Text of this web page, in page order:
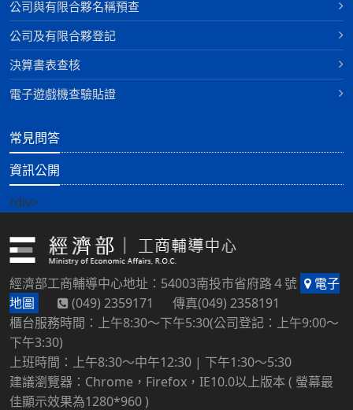
公司與有限合夥名稱預查
公司及有限合夥登記
決算書表查核
電子遊戲機查驗貼證
常見問答
資訊公開
/div>
經濟部工商輔導中心地址：54003南投市省府路４號
電子
地圖
(049) 2359171 傳真(049) 2358191
櫃台服務時間：上午8:30～下午5:30(公司登記：上午9:00～
下午3:30)
上班時間：上午8:30～中午12:30 | 下午1:30～5:30
建議瀏覽器：Chrome，Firefox，IE10.0以上版本 ( 螢幕最
佳顯示效果為1280*960 )